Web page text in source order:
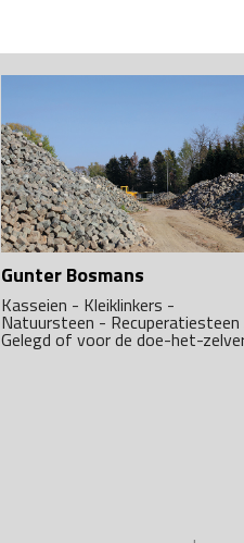
Gunter Bosmans
Kasseien - Kleiklinkers -
Natuursteen -
Gelegd of voor de doe-het-